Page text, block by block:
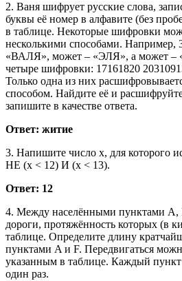
2. Ваня шифрует русские слова,
буквы её номер в алфавите (без
в таблице. Некоторые шифровки
несколькими способами. Например,
«ВАЛЯ», может – «ЭЛЯ», а может
четыре шифровки: 17161820
Только одна из них
способом. Найдите её и
запишите в качестве ответа.
Ответ: житие
3. Напишите число x, для которого
НЕ (x < 12) И (x < 13).
Ответ: 12
4. Между населёнными пунктами A,
дороги, протяжённость которых (в
таблице. Определите длину
пунктами A и F. Передвигаться
указанным в таблице. Каждый
один раз.